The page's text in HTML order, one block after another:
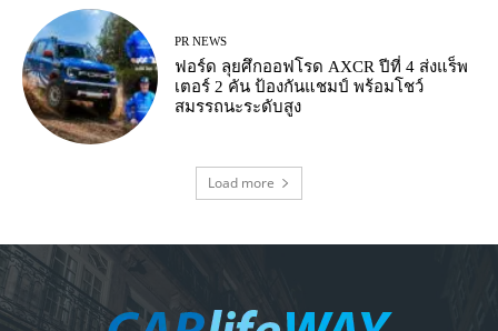
PR NEWS
ฟอร์ด ลุยศึกออฟโรด AXCR ปีที่ 4 ส่งแร็พ
เตอร์ 2 คัน ป้องกันแชมป์ พร้อมโชว์
สมรรถนะระดับสูง
Load more